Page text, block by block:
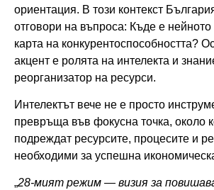
ориентация. В този контекст
отговори на въпроса: Къде е
карта на конкурентоспособността?
акцент e ролята на интелекта и
реорганизатор на ресурси.
Интелектът вече не е просто
превръща във фокусна точка, около
подреждат ресурсите, процесите и
необходими за успешна
„28-мият режим — визия за